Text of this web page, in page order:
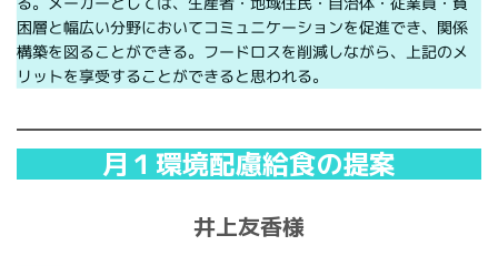
困層と幅広い分野においてコミュニケーションを促進でき、関係
構築を図ることができる。フードロスを削減しながら、上記のメ
リットを享受することができると思われる。
月１環境配慮給食の提案
井上友香様